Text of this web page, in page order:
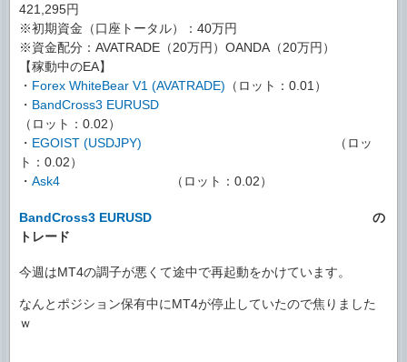
421,295円
※初期資金（口座トータル）：40万円
※資金配分：AVATRADE（20万円）OANDA（20万円）
【稼動中のEA】
・ Forex WhiteBear V1 (AVATRADE) （ロット：0.01）
・ BandCross3 EURUSD
（ロット：0.02）
・ EGOIST (USDJPY)
（ロッ
ト：0.02）
・ Ask4 （ロット：0.02）
BandCross3 EURUSD
の
トレード
今週はMT4の調子が悪くて途中で再起動をかけています。
なんとポジション保有中にMT4が停止していたので焦りました
ｗ